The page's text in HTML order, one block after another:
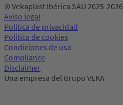
© Vekaplast Ibérica SAU 2025-2026
Aviso legal
Política de privacidad
Politica de cookies
Condiciones de uso
Compliance
Disclaimer
Una empresa del Grupo VEKA